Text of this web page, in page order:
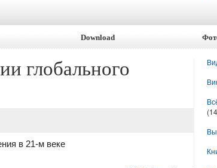
Download
глобального
в 21-м веке